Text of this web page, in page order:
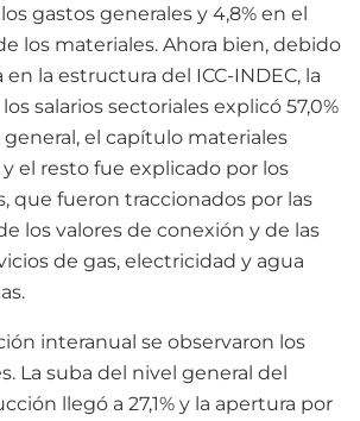
gastos generales y 4,8% en el
los materiales. Ahora bien, debido
la estructura del ICC-INDEC, la
salarios sectoriales explicó 57,0%
el capítulo materiales
el resto fue explicado por los
que fueron traccionados por las
los valores de conexión y de las
de gas, electricidad y agua
interanual se observaron los
La suba del nivel general del
llegó a 27,1% y la apertura por